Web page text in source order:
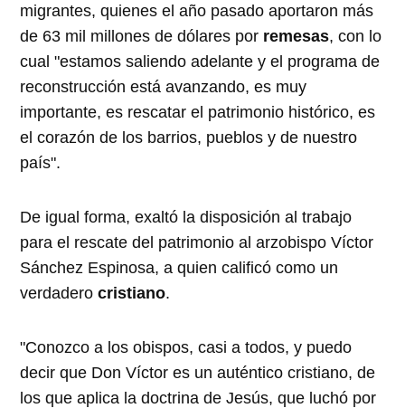
migrantes, quienes el año pasado aportaron más
de 63 mil millones de dólares por remesas, con lo
cual "estamos saliendo adelante y el programa de
reconstrucción está avanzando, es muy
importante, es rescatar el patrimonio histórico, es
el corazón de los barrios, pueblos y de nuestro
país".
De igual forma, exaltó la disposición al trabajo
para el rescate del patrimonio al arzobispo Víctor
Sánchez Espinosa, a quien calificó como un
verdaderocristiano.
"Conozco a los obispos, casi a todos, y puedo
decir que Don Víctor es un auténtico cristiano, de
los que aplica la doctrina de Jesús, que luchó por